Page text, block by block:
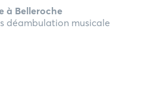
à Belleroche
déambulation musicale